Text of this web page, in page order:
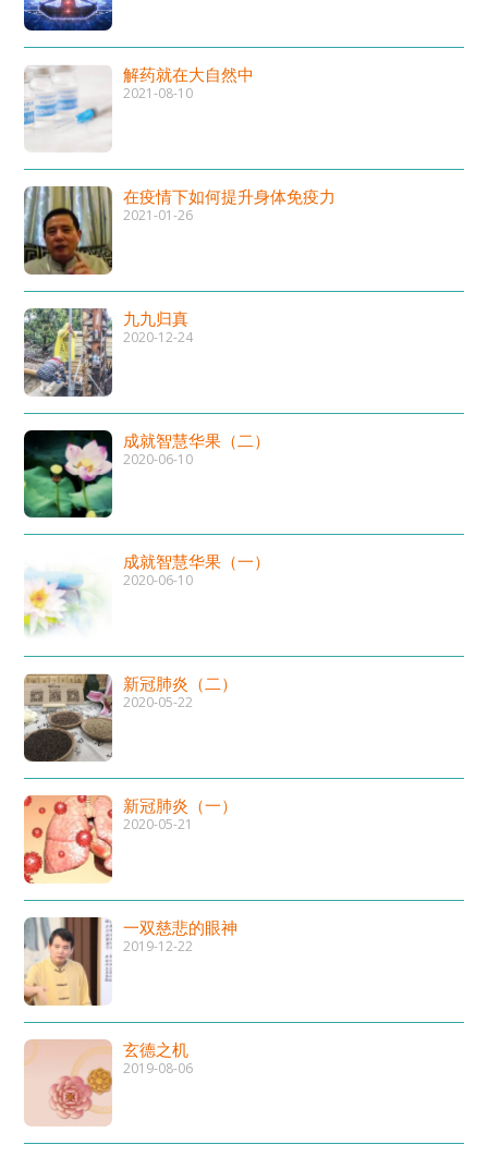
解药就在大自然中
2021-08-10
在疫情下如何提升身体免疫力
2021-01-26
九九归真
2020-12-24
成就智慧华果（二）
2020-06-10
成就智慧华果（一）
2020-06-10
新冠肺炎（二）
2020-05-22
新冠肺炎（一）
2020-05-21
一双慈悲的眼神
2019-12-22
玄德之机
2019-08-06